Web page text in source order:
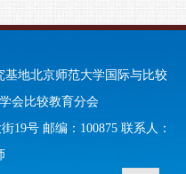
地北京师范大学国际与比较
会比较教育分会
19号 邮编：100875 联系人：